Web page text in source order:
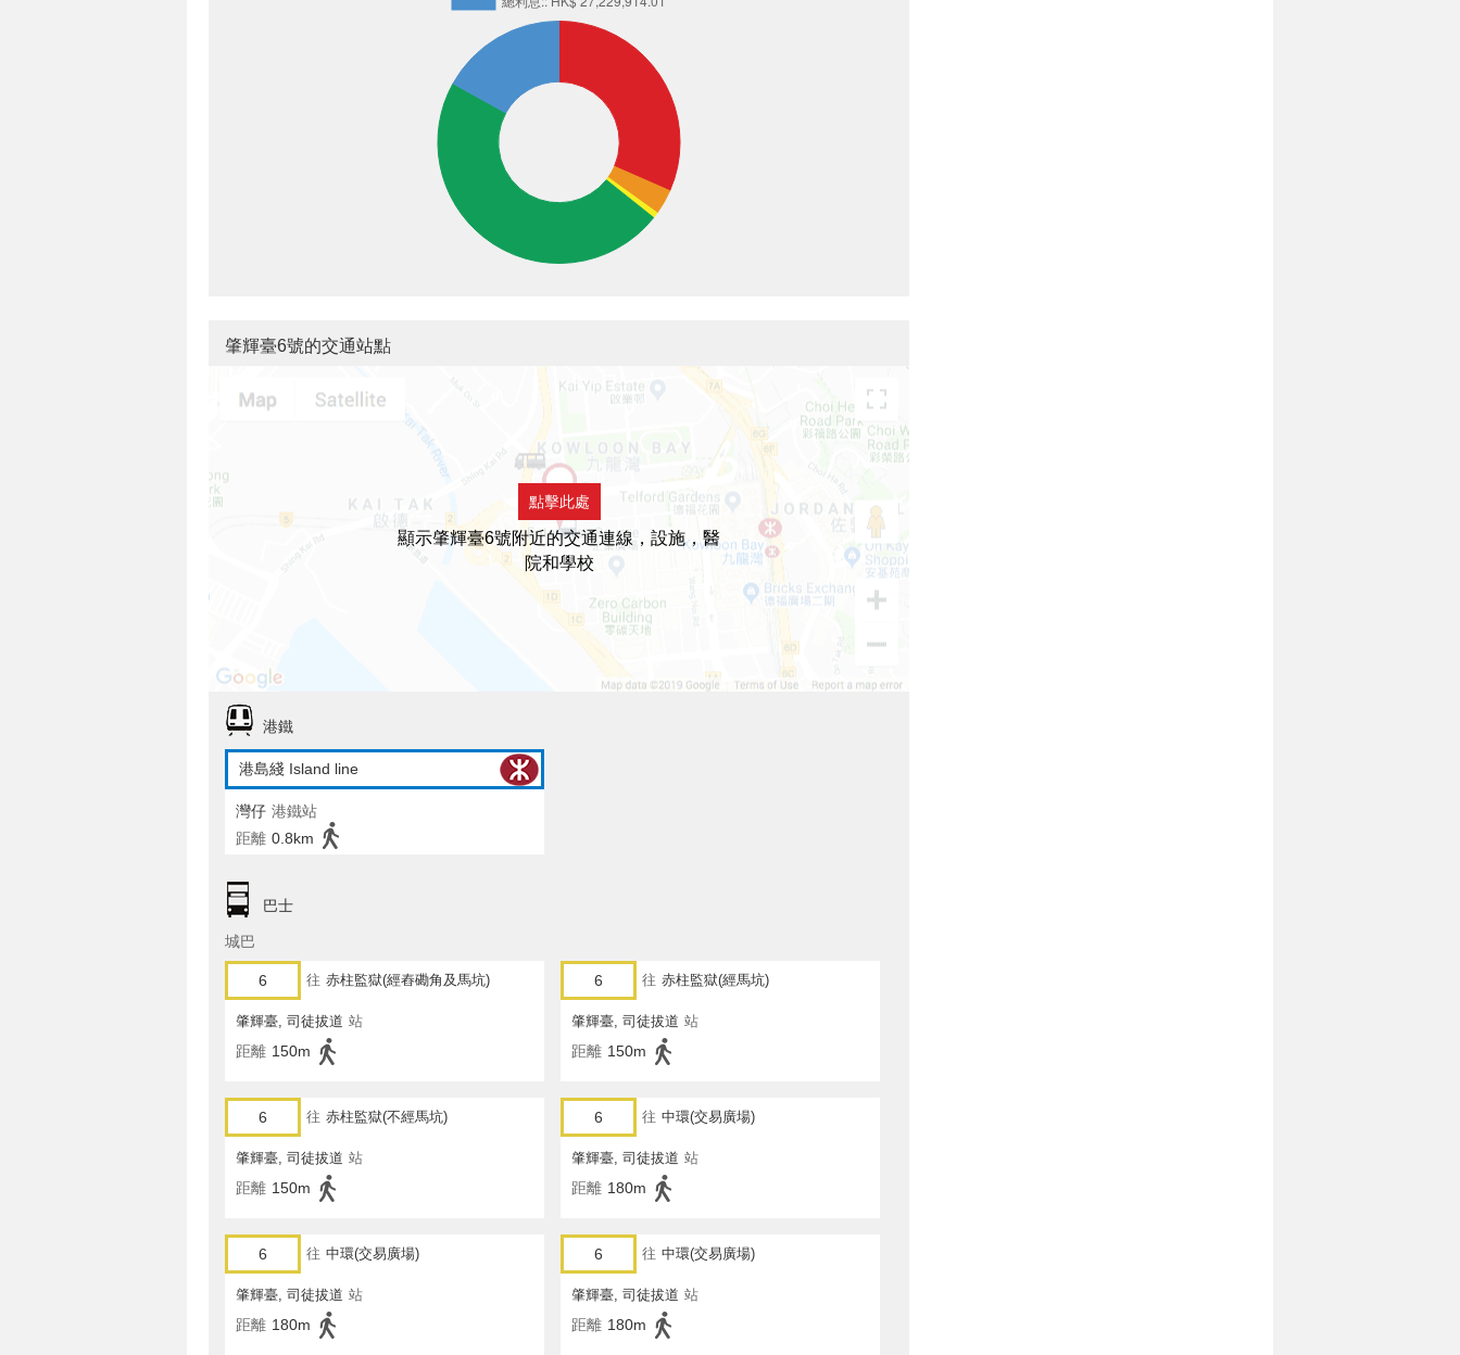
肇輝臺6號的交通站點
點擊此處
顯示肇輝臺6號附近的交通連線，設施，醫
院和學校
港鐵
港島綫 Island line
灣仔 港鐵站
距離 0.8km
巴士
城巴
6 往 赤柱監獄(經舂磡角及馬坑)
肇輝臺, 司徒拔道 站
距離 150m
6 往 赤柱監獄(經馬坑)
肇輝臺, 司徒拔道 站
距離 150m
6 往 赤柱監獄(不經馬坑)
肇輝臺, 司徒拔道 站
距離 150m
6 往 中環(交易廣場)
肇輝臺, 司徒拔道 站
距離 180m
6 往 中環(交易廣場)
肇輝臺, 司徒拔道 站
距離 180m
6 往 中環(交易廣場)
肇輝臺, 司徒拔道 站
距離 180m